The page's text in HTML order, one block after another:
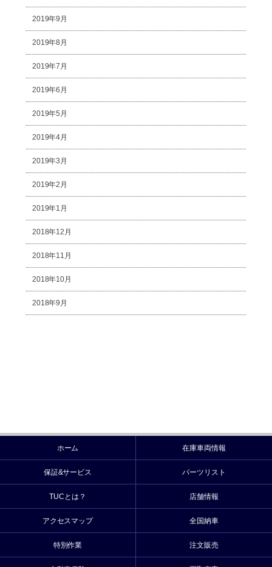
2019年9月
2019年8月
2019年7月
2019年6月
2019年5月
2019年4月
2019年3月
2019年2月
2019年1月
2018年12月
2018年11月
2018年10月
2018年9月
ホーム 在庫車両情報
保証&サービス パーツリスト
TUCとは？ 店舗情報
アクセスマップ 全国納車
特別作業 注文販売